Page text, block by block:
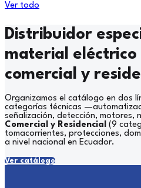
Ver todo
Distribuidor
material
comercial y
Organizamos el catálogo en dos
categorías técnicas
señalización, detección, motores,
Comercial y Residencial (9
tomacorrientes, protecciones,
a nivel nacional en Ecuador.
Ver catálogo